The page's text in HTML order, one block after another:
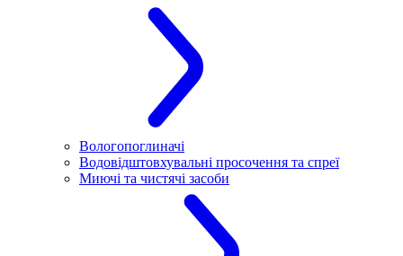
Вологопоглиначі
Водовідштовхувальні просочення та спреї
Миючі та чистячі засоби